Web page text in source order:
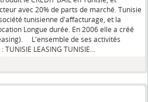
avec 20% de parts de marché. Tunisie
tunisienne d'affacturage, et la
Longue durée. En 2006 elle a créé
L'ensemble de ses activités
LEASING TUNISIE...